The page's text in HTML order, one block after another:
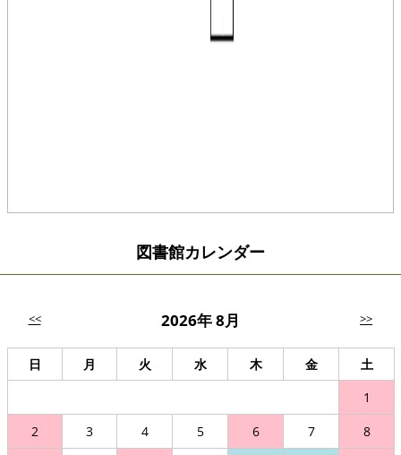
図書館カレンダー
<< 2026年 8月 >>
日 月 火 水 木 金
土
1
2
3 4 5 6 7
8